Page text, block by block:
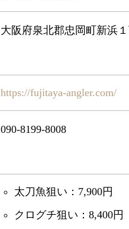
大阪府泉北郡忠岡町新浜
https://fujitaya-angler.com/
090-8199-8008
太刀魚狙い：7,900円
クログチ狙い：8,400円